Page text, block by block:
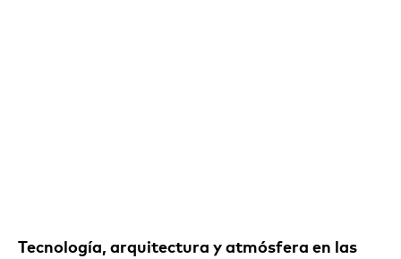
Tecnología, arquitectura y atmósfera en las